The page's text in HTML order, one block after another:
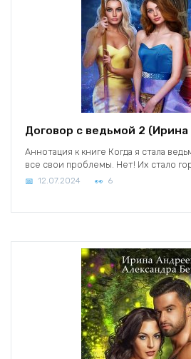
Договор с ведьмой 2
Аннотация к книге Когда я стала
все свои проблемы. Нет! Их стало
12.07.2024 6